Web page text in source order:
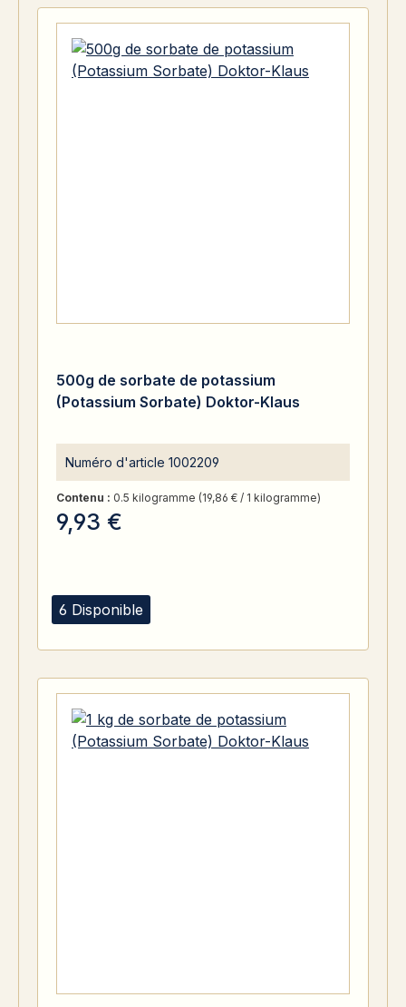
6 Disponible
500g de sorbate de potassium
(Potassium Sorbate) Doktor-Klaus
Numéro d'article 1002209
Contenu : 0.5 kilogramme (19,86 € / 1 kilogramme)
9,93 €